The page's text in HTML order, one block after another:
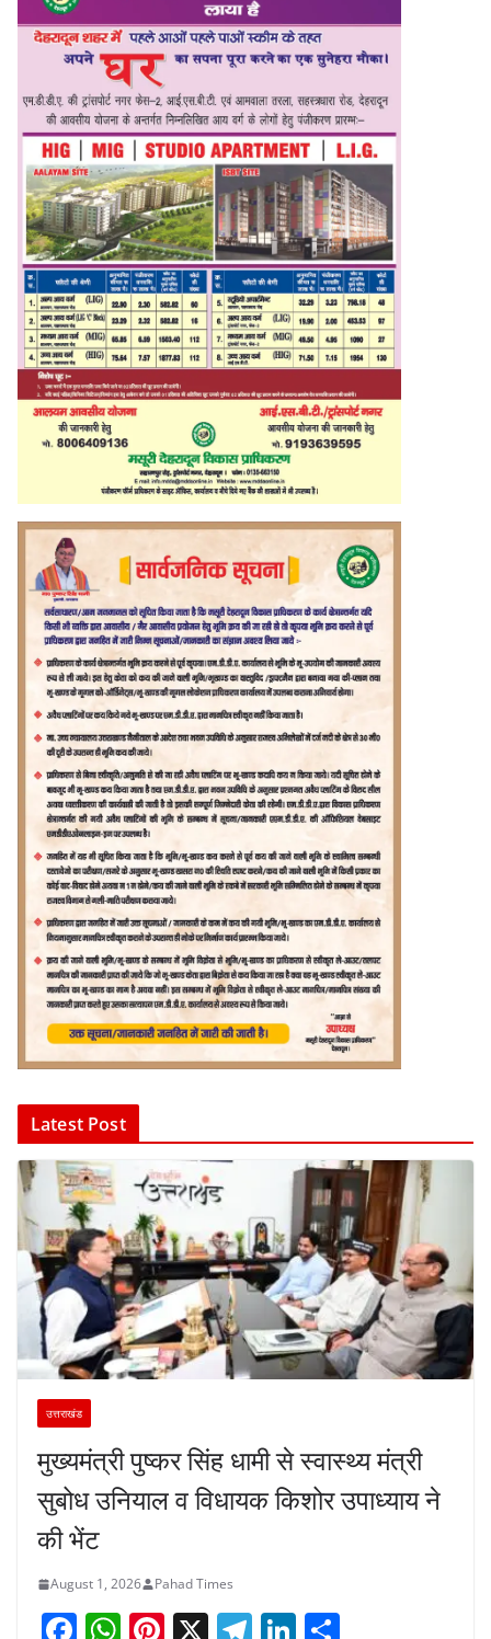
Latest Post
उत्तराखंड
मुख्यमंत्री पुष्कर सिंह धामी से स्वास्थ्य मंत्री
सुबोध उनियाल व विधायक किशोर उपाध्याय ने
की भेंट
August 1, 2026 Pahad Times